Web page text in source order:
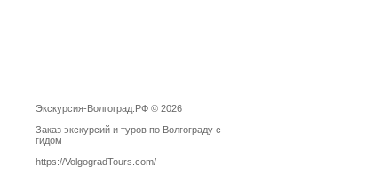
Экскурсия-Волгоград.РФ © 2026
Заказ экскурсий и туров по Волгограду с
гидом
https://VolgogradTours.com/